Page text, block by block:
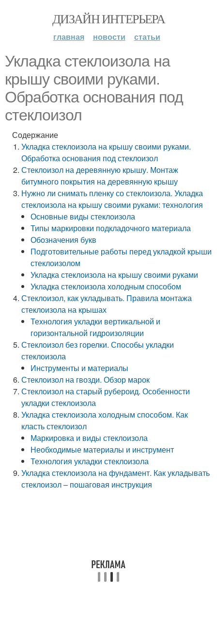
ДИЗАЙН ИНТЕРЬЕРА
главная новости статьи
Укладка стеклоизола на
крышу своими руками.
Обработка основания под
стеклоизол
Содержание
Укладка стеклоизола на крышу своими руками.
Обработка основания под стеклоизол
Стеклоизол на деревянную крышу. Монтаж
битумного покрытия на деревянную крышу
Нужно ли снимать пленку со стеклоизола. Укладка
стеклоизола на крышу своими руками: технология
Основные виды стеклоизола
Типы маркировки подкладочного материала
Обозначения букв
Подготовительные работы перед укладкой крыши
стеклоизолом
Укладка стеклоизола на крышу своими руками
Укладка стеклоизола холодным способом
Стеклоизол, как укладывать. Правила монтажа
стеклоизола на крышах
Технология укладки вертикальной и
горизонтальной гидроизоляции
Стеклоизол без горелки. Способы укладки
стеклоизола
Инструменты и материалы
Стеклоизол на гвозди. Обзор марок
Стеклоизол на старый рубероид. Особенности
укладки стеклоизола
Укладка стеклоизола холодным способом. Как
класть стеклоизол
Маркировка и виды стеклоизола
Необходимые материалы и инструмент
Технология укладки стеклоизола
Укладка стеклоизола на фундамент. Как укладывать
стеклоизол – пошаговая инструкция